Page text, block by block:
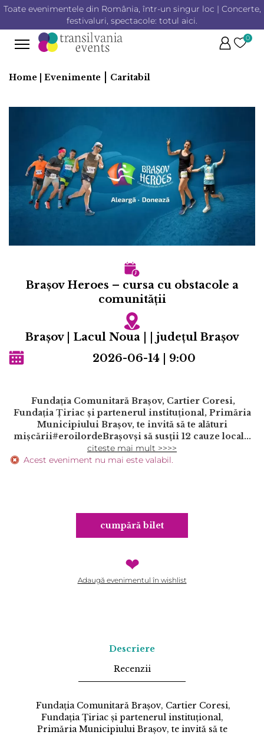
Toate evenimentele din România, într-un singur loc | Concerte,
festivaluri, spectacole: totul aici.
0
Home | Evenimente Caritabil
Brașov Heroes – cursa cu obstacole a
comunității
Braşov | Lacul Noua | | județul Braşov
2026-06-14 | 9:00
Fundația Comunitară Brașov, Cartier Coresi,
Fundația Ţiriac și partenerul instituțional, Primăria
Municipiului Brașov, te invită să te alături
mișcării#eroilordeBrașovși să susții 12 cauze local...
citeste mai mult >>>>
Acest eveniment nu mai este valabil.
cumpără bilet
❤
Adaugă evenimentul în wishlist
Descriere
Recenzii
Fundația Comunitară Brașov, Cartier Coresi,
Fundația Ţiriac și partenerul instituțional,
Primăria Municipiului Brașov, te invită să te